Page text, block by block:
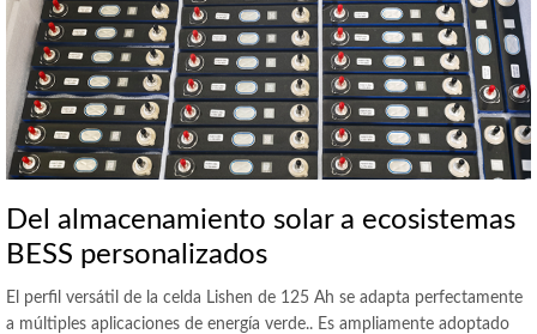
Del almacenamiento solar a ecosistemas
BESS personalizados
El perfil versátil de la celda Lishen de 125 Ah se adapta perfectamente
a múltiples aplicaciones de energía verde.. Es ampliamente adoptado